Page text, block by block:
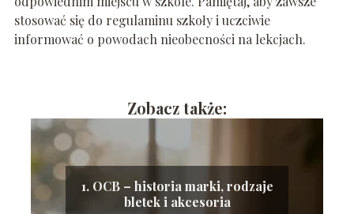
stosować się do regulaminu szkoły i uczciwie
informować o powodach nieobecności na lekcjach.
Zobacz także:
1. OCB – historia marki, rodzaje
bletek i akcesoria